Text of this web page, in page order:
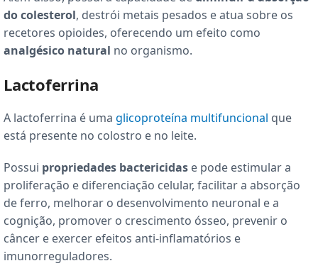
do colesterol, destrói metais pesados e atua sobre os
recetores opioides, oferecendo um efeito como
analgésico natural no organismo.
Lactoferrina
A lactoferrina é uma glicoproteína multifuncional que
está presente no colostro e no leite.
Possui propriedades bactericidas e pode estimular a
proliferação e diferenciação celular, facilitar a absorção
de ferro, melhorar o desenvolvimento neuronal e a
cognição, promover o crescimento ósseo, prevenir o
câncer e exercer efeitos anti-inflamatórios e
imunorreguladores.